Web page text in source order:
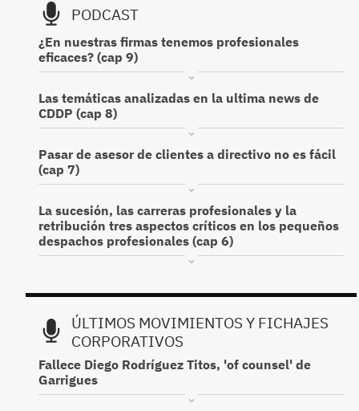
PODCAST
¿En nuestras firmas tenemos profesionales
eficaces? (cap 9)
Las temáticas analizadas en la ultima news de
CDDP (cap 8)
Pasar de asesor de clientes a directivo no es fácil
(cap 7)
La sucesión, las carreras profesionales y la
retribución tres aspectos críticos en los pequeños
despachos profesionales (cap 6)
ÚLTIMOS MOVIMIENTOS Y FICHAJES
CORPORATIVOS
Fallece Diego Rodríguez Titos, 'of counsel' de
Garrigues